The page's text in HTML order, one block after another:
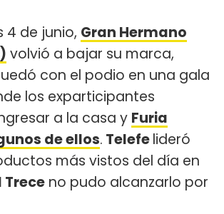
4 de junio, Gran Hermano
volvió a bajar su marca,
con el podio en una gala
los exparticipantes
a la casa y Furia
de ellos. Telefelideró
más vistos del día en
Trece no pudo alcanzarlo por